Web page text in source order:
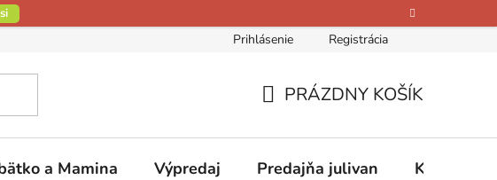
Kontakty O nás Hodnotenie obchodu
Prihlásenie Registrácia
KOŠÍK
PRÁZDNY KOŠÍK
a Mamina Výpredaj Predajňa julivan Kontakty